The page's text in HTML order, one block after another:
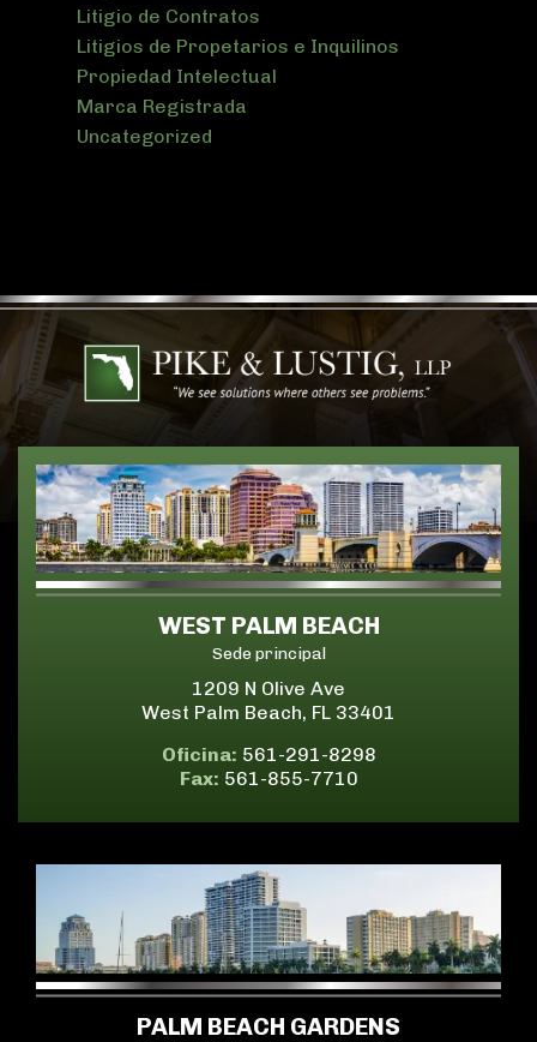
Litigio de Contratos
Litigios de Propetarios e Inquilinos
Propiedad Intelectual
Marca Registrada
Uncategorized
WEST PALM BEACH
Sede principal
1209 N Olive Ave
West Palm Beach, FL 33401
Oficina: 561-291-8298
Fax: 561-855-7710
PALM BEACH GARDENS